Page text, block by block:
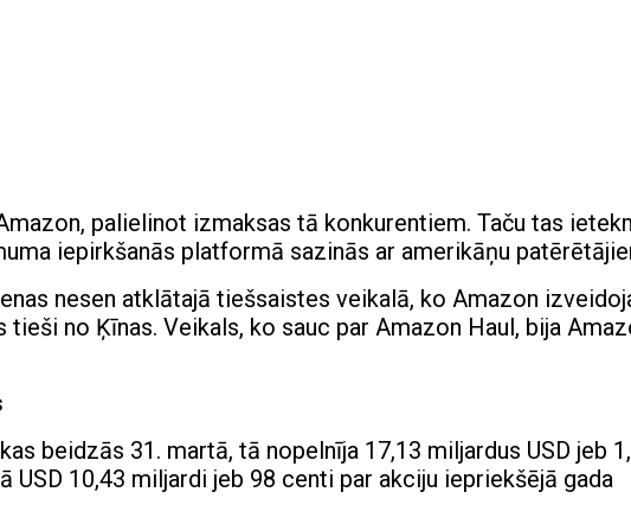
palielinot izmaksas tā konkurentiem. Taču tas
iepirkšanās platformā sazinās ar amerikāņu
nesen atklātajā tiešsaistes veikalā, ko Amazon
no Ķīnas. Veikals, ko sauc par Amazon Haul, bija
beidzās 31. martā, tā nopelnīja 17,13 miljardus USD jeb
USD 10,43 miljardi jeb 98 centi par akciju iepriekšējā gada